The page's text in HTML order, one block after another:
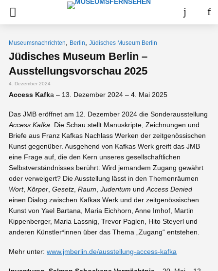
Museumsnachrichten Berlin Jüdisches Museum Berlin
Jüdisches Museum Berlin –
Ausstellungsvorschau 2025
4. Dezember 2024
Access Kafka – 13. Dezember 2024 – 4. Mai 2025
Das JMB eröffnet am 12. Dezember 2024 die Sonderausstellung
Access Kafka . Die Schau stellt Manuskripte, Zeichnungen und
Briefe aus Franz Kafkas Nachlass Werken der zeitgenössischen
Kunst gegenüber. Ausgehend von Kafkas Werk greift das JMB
eine Frage auf, die den Kern unseres gesellschaftlichen
Selbstverständnisses berührt: Wird jemandem Zugang gewährt
oder verweigert? Die Ausstellung lässt in den Themenräumen
Wort, Körper Gesetz Raum Judentum und Access Denied
einen Dialog zwischen Kafkas Werk und der zeitgenössischen
Kunst von Yael Bartana, Maria Eichhorn, Anne Imhof, Martin
Kippenberger, Maria Lassnig, Trevor Paglen, Hito Steyerl und
anderen Künstler*innen über das Thema „Zugang“ entstehen.
Mehr unter: www.jmberlin.de/ausstellung-access-kafka